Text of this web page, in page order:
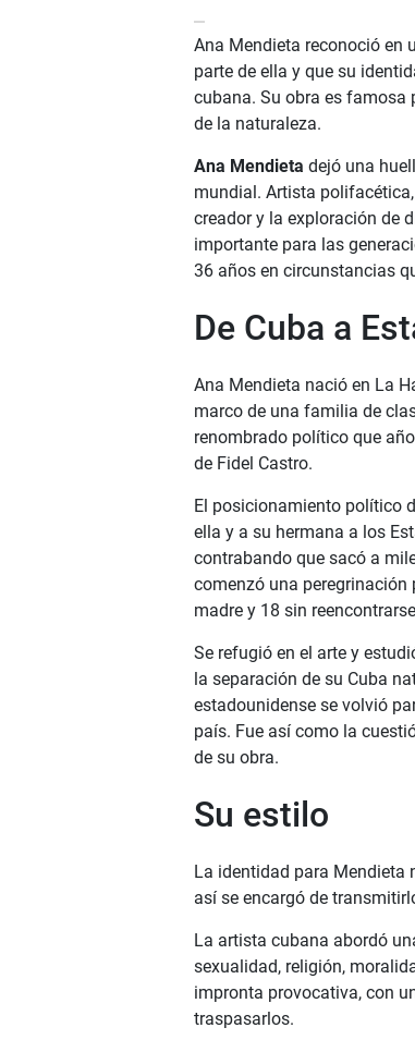
Ana Mendieta reconoció en
parte de ella y que su
cubana. Su obra es famosa
de la naturaleza.
Ana Mendieta dejó una
mundial. Artista
creador y la exploración de
importante para las
36 años en circunstancias
De Cuba a
Ana Mendieta nació en La
marco de una familia de
renombrado político que
de Fidel Castro.
El posicionamiento político
ella y a su hermana a los
contrabando que sacó a
comenzó una
madre y 18 sin
Se refugió en el arte y
la separación de su Cuba
estadounidense se volvió
país. Fue así como la
de su obra.
Su estilo
La identidad para Mendieta
así se encargó de
La artista cubana abordó
sexualidad, religión,
impronta provocativa, con
traspasarlos.